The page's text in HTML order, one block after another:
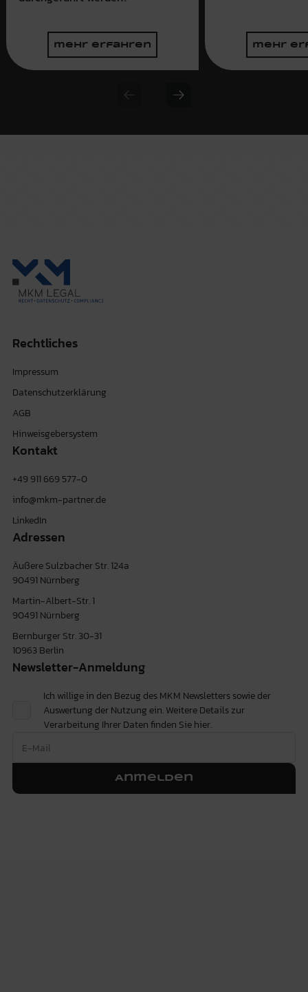
mehr erfahren mehr
Previous slide
Next slide
Rechtliches
Impressum
Datenschutzerklärung
AGB
Hinweisgebersystem
Kontakt
+49 911 669 577-0
info@mkm-partner.de
LinkedIn
Adressen
Äußere Sulzbacher Str. 124a
90491 Nürnberg
Martin-Albert-Str. 1
90491 Nürnberg
Bernburger Str. 30-31
10963 Berlin
Newsletter-Anmeldung
Ich willige in den Bezug des MKM Newsletters sowie der
Auswertung der Nutzung ein. Weitere Details zur
Verarbeitung Ihrer Daten finden Siehier.
Anmelden